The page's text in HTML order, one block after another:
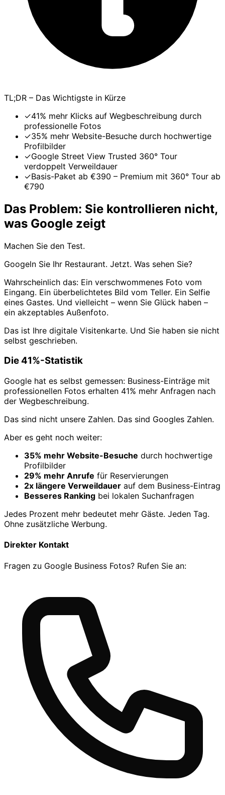
TL;DR – Das Wichtigste in Kürze
✓41% mehr Klicks auf Wegbeschreibung durch
professionelle Fotos
✓35% mehr Website-Besuche durch hochwertige
Profilbilder
✓Google Street View Trusted 360° Tour
verdoppelt Verweildauer
✓Basis-Paket ab €390 – Premium mit 360° Tour ab
€790
Das Problem: Sie kontrollieren nicht,
was Google zeigt
Machen Sie den Test.
Googeln Sie Ihr Restaurant. Jetzt. Was sehen Sie?
Wahrscheinlich das: Ein verschwommenes Foto vom
Eingang. Ein überbelichtetes Bild vom Teller. Ein Selfie
eines Gastes. Und vielleicht – wenn Sie Glück haben –
ein akzeptables Außenfoto.
Das ist Ihre digitale Visitenkarte. Und Sie haben sie nicht
selbst geschrieben.
Die 41%-Statistik
Google hat es selbst gemessen: Business-Einträge mit
professionellen Fotos erhalten 41% mehr Anfragen nach
der Wegbeschreibung.
Das sind nicht unsere Zahlen. Das sind Googles Zahlen.
Aber es geht noch weiter:
35% mehr Website-Besuche durch hochwertige
Profilbilder
29% mehr Anrufe für Reservierungen
2x längere Verweildauer auf dem Business-Eintrag
Besseres Ranking bei lokalen Suchanfragen
Jedes Prozent mehr bedeutet mehr Gäste. Jeden Tag.
Ohne zusätzliche Werbung.
Direkter Kontakt
Fragen zu Google Business Fotos? Rufen Sie an: